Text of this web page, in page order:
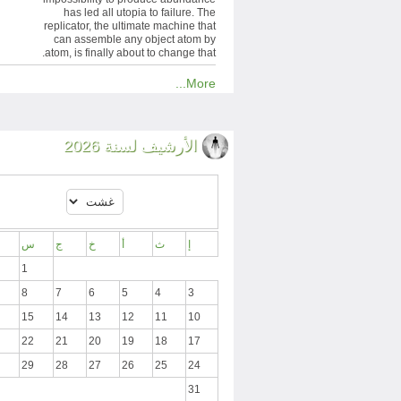
has led all utopia to failure. The
replicator, the ultimate machine that
can assemble any object atom by
atom, is finally about to change that.
More...
الأرشيف لسنة 2026
ث خ ج س
1
3
4
5
6
7
8
10
11
12
13
14
15
17
18
19
20
21
22
24
25
26
27
28
29
31